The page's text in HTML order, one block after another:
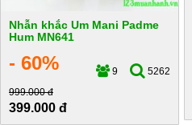
Nhẫn khắc Um Mani Padme
Hum MN641
- 60% 9
5262
999.000 đ
399.000 đ